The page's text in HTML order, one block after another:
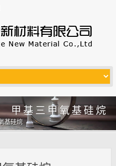
基硅烷
甲基三甲氧基硅烷